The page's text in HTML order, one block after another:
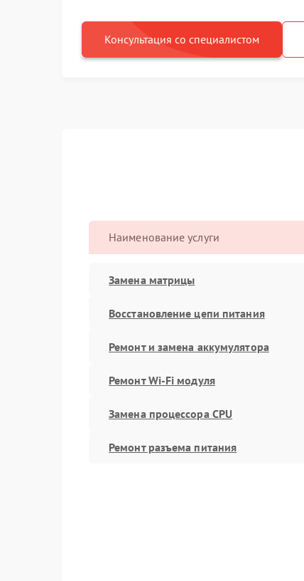
Консультация со специалистом
Наименование услуги
Замена матрицы
Восстановление цепи питания
Ремонт и замена аккумулятора
Ремонт Wi-Fi модуля
Замена процессора CPU
Ремонт разъема питания